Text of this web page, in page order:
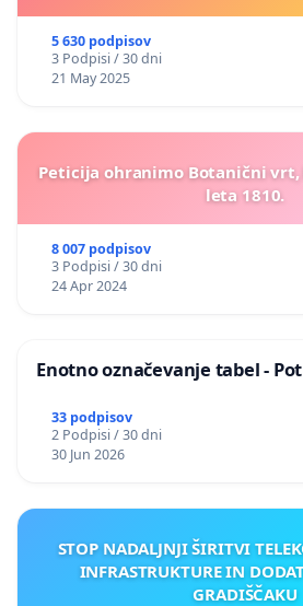
5 630 podpisov
3 Podpisi / 30 dni
21 May 2025
Peticija ohranimo Botanični vrt,
leta 1810.
8 007 podpisov
3 Podpisi / 30 dni
24 Apr 2024
Enotno označevanje tabel -
33 podpisov
2 Podpisi / 30 dni
30 Jun 2026
STOP NADALJNJI ŠIRITVI
INFRASTRUKTURE IN
GRADIŠČAKU